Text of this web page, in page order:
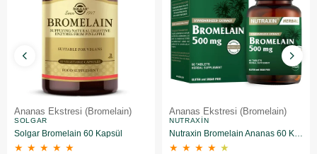
Ananas Ekstresi (Bromelain)
SOLGAR
Solgar Bromelain 60 Kapsül
★ ★ ★ ★ ★
Ananas Ekstresi (Bromelain)
NUTRAXIN
Nutraxin Bromelain Ananas 60 Kapsül
★ ★ ★ ★ ★